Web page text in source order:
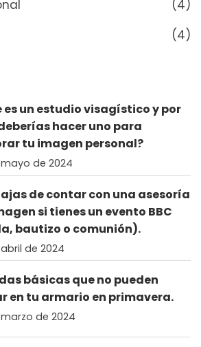
(4)
(4)
es un estudio visagístico y por
hacer uno para
tu imagen personal?
mayo de 2024
de contar con una asesoría
si tienes un evento BBC
bautizo o comunión).
de 2024
básicas que no pueden
en tu armario en primavera.
de 2024